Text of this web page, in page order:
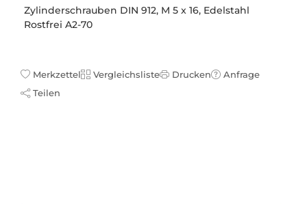
Zylinderschrauben DIN 912, M 5 x 16, Edelstahl
Rostfrei A2-70
Merkzettel Vergleichsliste Drucken
Anfrage
Teilen